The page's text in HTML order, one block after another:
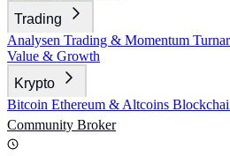
Trading
Analysen Trading & Momentum
Value & Growth
Krypto
Bitcoin Ethereum & Altcoins
Community Broker